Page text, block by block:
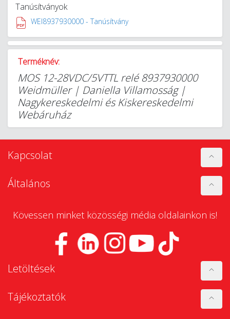
Tanúsítványok
WEI8937930000 - Tanúsítvány
Terméknév:
MOS 12-28VDC/5VTTL relé 8937930000
Weidmüller | Daniella Villamosság |
Nagykereskedelmi és Kiskereskedelmi
Webáruház
Kapcsolat
Általános
Kövessen minket közösségi média oldalainkon is!
Letöltések
Tájékoztatók